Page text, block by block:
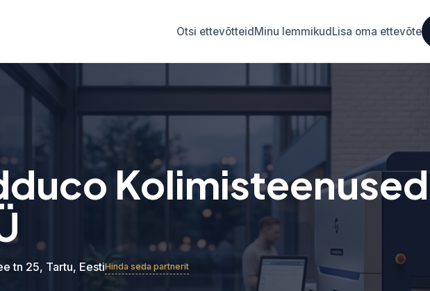
Otsi ettevõtteidMinu lemmikudLisa oma ettevõte
Kolimisteenused
tn 25, Tartu, EestiHinda seda partnerit